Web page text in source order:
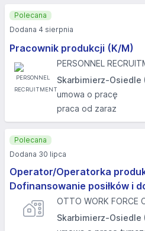
Pracownik produkcji (K/M)
PERSONNEL
Skarbimierz-Osiedle
umowa o pracę
praca od zaraz
Polecana
Dodana 4 sierpnia
Operator/Operatorka
Dofinansowanie posiłków i
OTTO WORK FORCE
Skarbimierz-Osiedle
Polecana
Dodana 30 lipca